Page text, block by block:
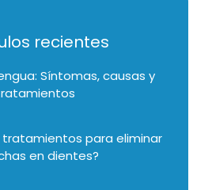
recientes
Síntomas, causas y
tratamientos para eliminar
en dientes?